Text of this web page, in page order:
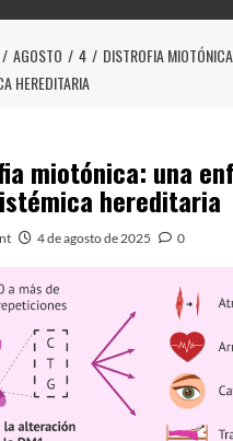
AGOSTO 4
DISTROFIA
HEREDITARIA
miotónica: una
hereditaria
4 de agosto de 2025 0